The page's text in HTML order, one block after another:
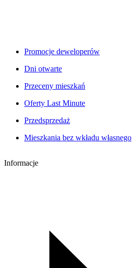
Promocje deweloperów
Dni otwarte
Przeceny mieszkań
Oferty Last Minute
Przedsprzedaż
Mieszkania bez wkładu własnego
Informacje